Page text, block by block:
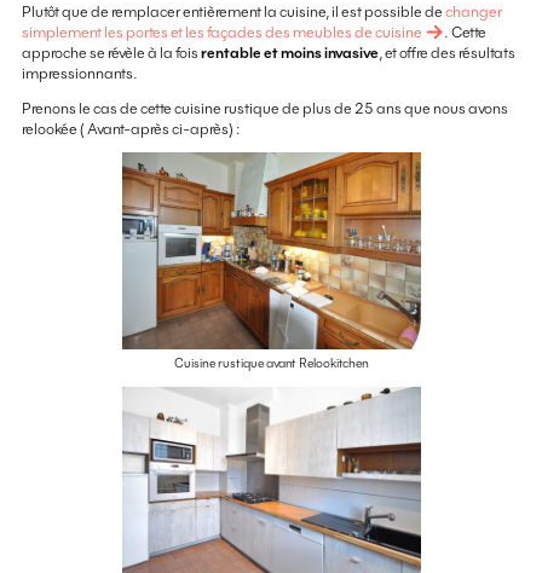
Plutôt que de remplacer entièrement la cuisine, il est possible de changer
simplement les portes et les façades des meubles de cuisine
. Cette
approche se révèle à la fois rentable et moins invasive, et offre des résultats
impressionnants.
Prenons le cas de cette cuisine rustique de plus de 25 ans que nous avons
relookée ( Avant-après ci-après) :
Cuisine rustique avant Relookitchen